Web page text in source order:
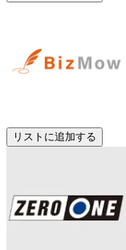
リストに追加する